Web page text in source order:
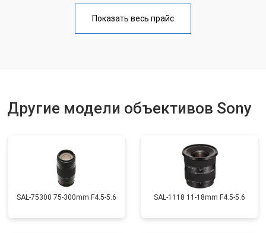
Показать весь прайс
Другие модели объективов Sony
SAL-75300 75-300mm F4.5-5.6 SAL-1118 11-18mm F4.5-5.6